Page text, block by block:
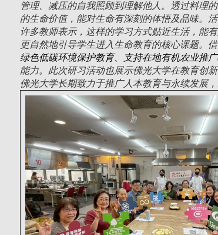
管理、减压的自我照顾到理解他人。透过料理
的生命价值，能对生命有深刻的体悟及品味。
许多教师表示，这样的学习方式贴近生活，能
更自然地引导学生进入生命教育的核心课题。
绿色低碳环境保护教育、支持在地有机农业推广
能力。此次研习活动也展示佛光大学在教育创
佛光大学长期致力于推广人本教育与永续发展